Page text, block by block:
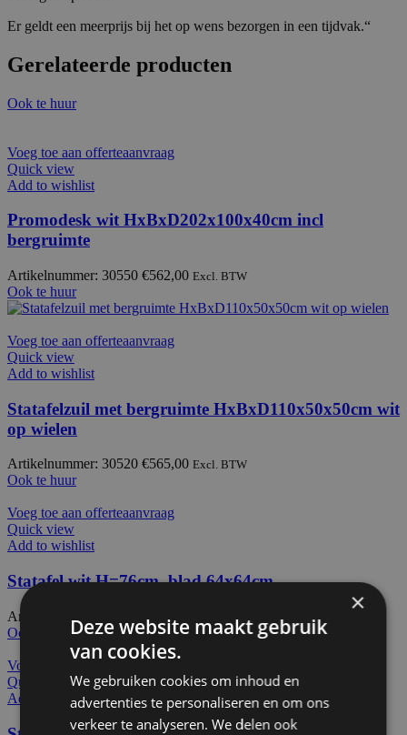
Er geldt een meerprijs bij het op wens bezorgen in een tijdvak.“
Gerelateerde producten
Ook te huur
Voeg toe aan offerteaanvraag
Quick view
Add to wishlist
Promodesk wit HxBxD202x100x40cm incl
bergruimte
Artikelnummer: 30550 €562,00 Excl. BTW
Ook te huur
Voeg toe aan offerteaanvraag
Quick view
Add to wishlist
Statafelzuil met bergruimte HxBxD110x50x50cm wit
op wielen
Artikelnummer: 30520 €565,00 Excl. BTW
Ook te huur
Voeg toe aan offerteaanvraag
Quick view
Add to wishlist
Statafel wit H=76cm, blad 64x64cm
Artikelnummer: 30517 €199,00 Excl. BTW
Ook te huur
Voeg toe aan offerteaanvraag
Quick view
Add to wishlist
×
Deze website maakt gebruik
van cookies.
We gebruiken cookies om inhoud en
advertenties te personaliseren en om ons
verkeer te analyseren. We delen ook